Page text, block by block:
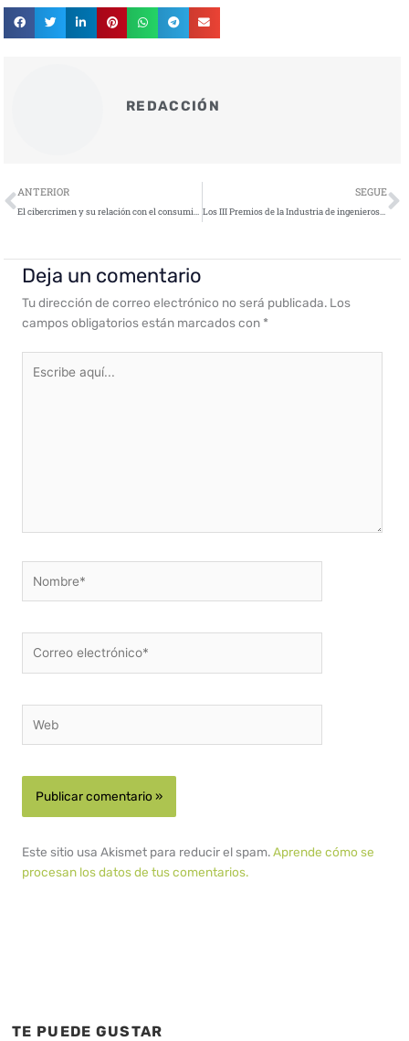
REDACCIÓN
Ant
ANTERIOR
El cibercrimen y su relación con el consumidor: ¿saben las víctimas a quién acudir?
SEGUE
Los III Premios de la Industria de ingenierosVA se celebrarán el 29 de octubre en la Feria de Valladolid
Deja un comentario
Tu dirección de correo electrónico no será publicada. Los
campos obligatorios están marcados con *
aquí...
electrónico*
Este sitio usa Akismet para reducir el spam.Aprende cómo se
procesan los datos de tus comentarios.
TE PUEDE GUSTAR